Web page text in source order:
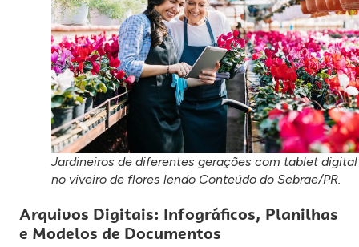
Jardineiros de diferentes gerações com tablet digital
no viveiro de flores lendo Conteúdo do Sebrae/PR.
Arquivos Digitais: Infográficos, Planilhas
e Modelos de Documentos